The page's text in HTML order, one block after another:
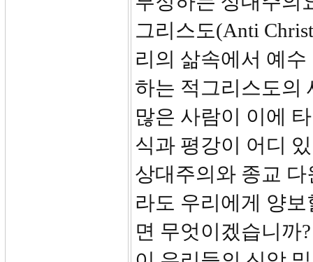
그리스도(Anti
리의 삶속에서 예
하는 적그리스도의
많은 사람이 이에
식과 평강이 어디
상대주의와 종교
라도 우리에게 양
면 무엇이겠습니